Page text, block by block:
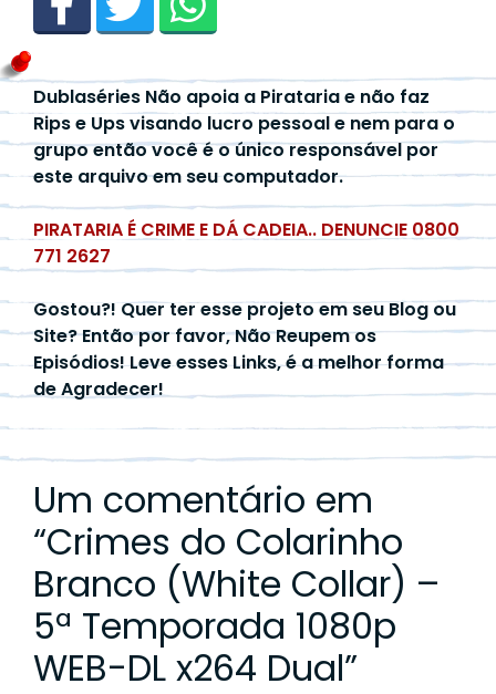
Dublaséries Não apoia a Pirataria e não faz
Rips e Ups visando lucro pessoal e nem para o
grupo então você é o único responsável por
este arquivo em seu computador.
PIRATARIA É CRIME E DÁ CADEIA.. DENUNCIE 0800
771 2627
Gostou?! Quer ter esse projeto em seu Blog ou
Site? Então por favor, Não Reupem os
Episódios! Leve esses Links, é a melhor forma
de Agradecer!
Um comentário em
“Crimes do Colarinho
Branco (White Collar) –
5ª Temporada 1080p
WEB-DL x264 Dual”